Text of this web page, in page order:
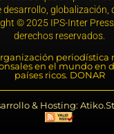
desarrollo, globalización,
© 2025 IPS-Inter
derechos reservados.
en el mundo en
países ricos. DONAR
& Hosting: